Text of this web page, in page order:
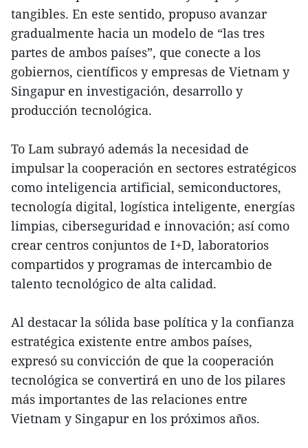
tangibles. En este sentido, propuso avanzar
gradualmente hacia un modelo de “las tres
partes de ambos países”, que conecte a los
gobiernos, científicos y empresas de Vietnam y
Singapur en investigación, desarrollo y
producción tecnológica.
To Lam subrayó además la necesidad de
impulsar la cooperación en sectores estratégicos
como inteligencia artificial, semiconductores,
tecnología digital, logística inteligente, energías
limpias, ciberseguridad e innovación; así como
crear centros conjuntos de I+D, laboratorios
compartidos y programas de intercambio de
talento tecnológico de alta calidad.
Al destacar la sólida base política y la confianza
estratégica existente entre ambos países,
expresó su convicción de que la cooperación
tecnológica se convertirá en uno de los pilares
más importantes de las relaciones entre
Vietnam y Singapur en los próximos años.